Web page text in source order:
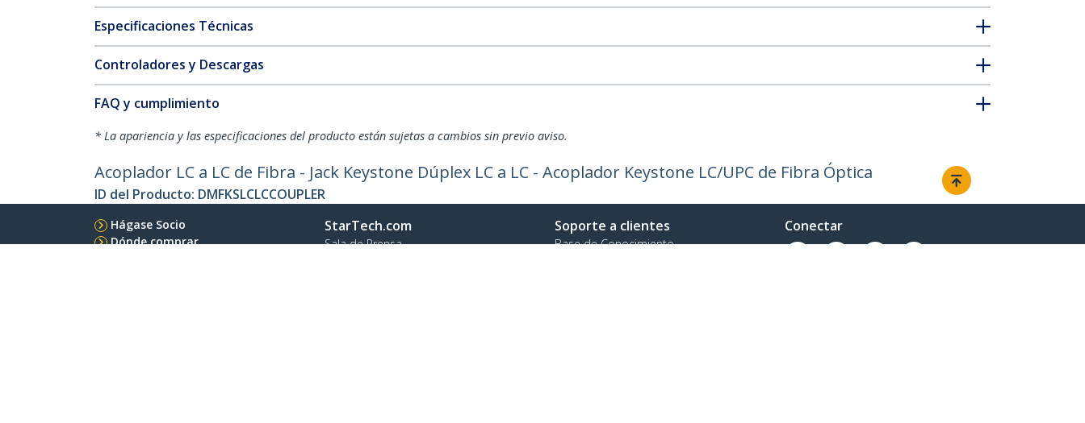
Especificaciones Técnicas
Controladores y Descargas
FAQ y cumplimiento
* La apariencia y las especificaciones del producto están sujetas a cambios sin previo aviso.
Acoplador LC a LC de Fibra - Jack Keystone Dúplex LC a LC - Acoplador Keystone LC/UPC de Fibra Óptica
ID del Producto: DMFKSLCLCCOUPLER
Hágase Socio
Dónde comprar
StarTech.com
Sala de Prensa
Soporte a clientes
Base de Conocimiento
Conectar